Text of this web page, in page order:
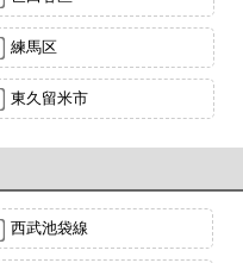
練馬区
東久留米市
西武池袋線